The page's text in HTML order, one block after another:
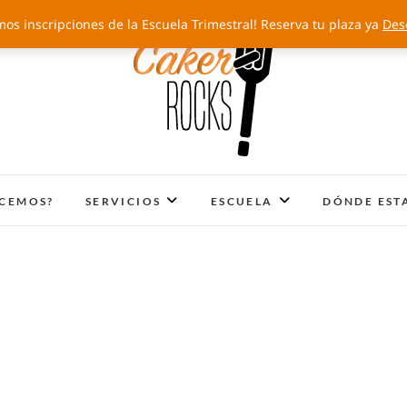
inscripciones de la Escuela Trimestral! Reserva tu plaza ya
Rocks
SERVICIOS ESCUELA DÓNDE